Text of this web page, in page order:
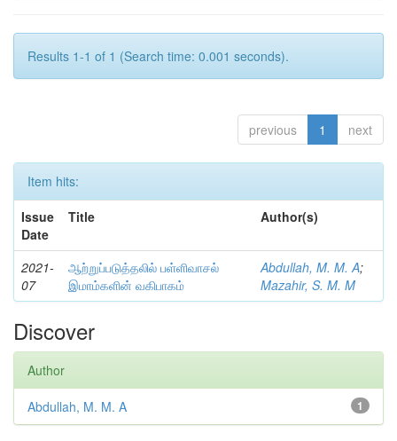
Results 1-1 of 1 (Search time: 0.001 seconds).
previous 1 next
Item hits:
Issue
Date
Title Author(s)
2021-
07
ஆற்றுப்படுத்தலில் பள்ளிவாசல்
இமாம்களின் வகிபாகம்
Abdullah, M. M. A;
Mazahir, S. M. M
Discover
Author
1
Abdullah, M. M. A